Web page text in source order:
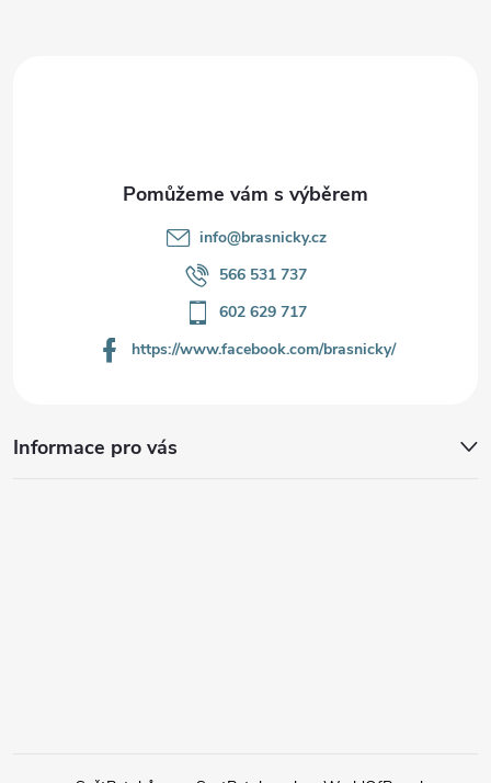
info@brasnicky.cz
566 531 737
602 629 717
https://www.facebook.com/brasnicky/
Informace pro vás